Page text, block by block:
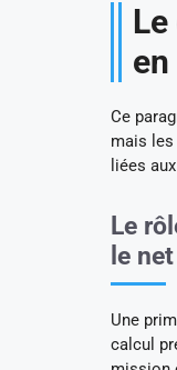
Ce
mais
liées
Le
le net
Une
calcul